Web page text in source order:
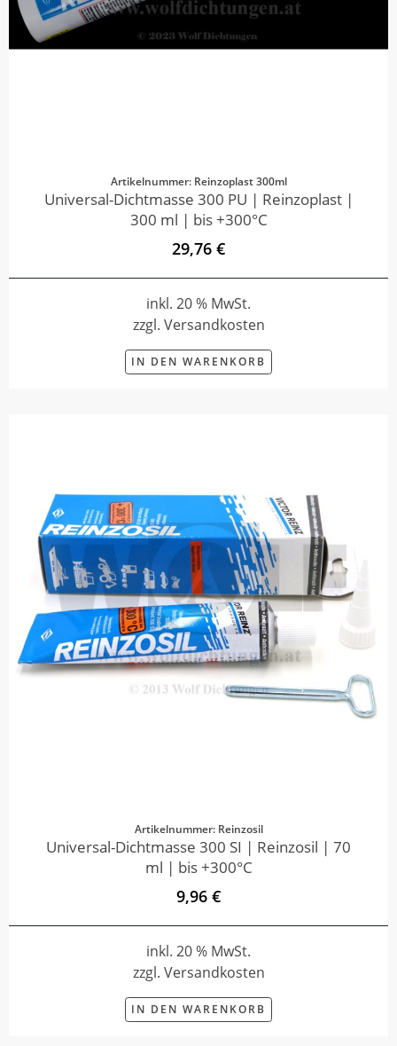
Artikelnummer: Reinzoplast 300ml
Universal-Dichtmasse 300 PU | Reinzoplast |
300 ml | bis +300°C
29,76 €
inkl. 20 % MwSt.
zzgl. Versandkosten
IN DEN WARENKORB
Artikelnummer: Reinzosil
Universal-Dichtmasse 300 SI | Reinzosil | 70
ml | bis +300°C
9,96 €
inkl. 20 % MwSt.
zzgl. Versandkosten
IN DEN WARENKORB